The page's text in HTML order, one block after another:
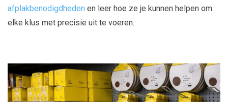
afplakbenodigdheden en leer hoe ze je kunnen helpen om
elke klus met precisie uit te voeren.